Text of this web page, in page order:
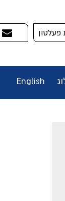
פעלטון
English